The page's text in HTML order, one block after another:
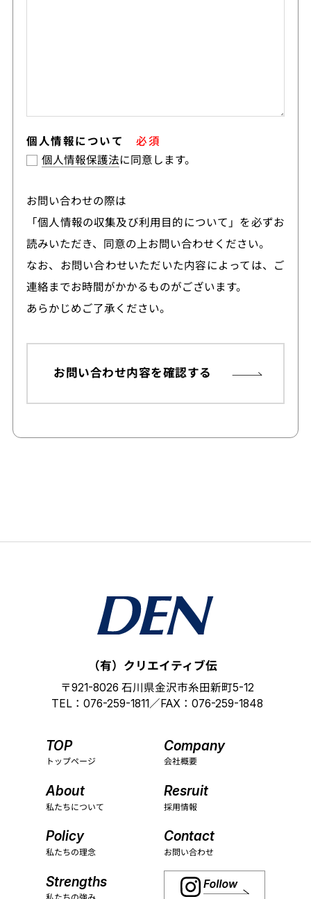
個人情報について
必須
個人情報保護法に同意します。
お問い合わせの際は
「個人情報の収集及び利用目的について」を必ずお
読みいただき、同意の上お問い合わせください。
なお、お問い合わせいただいた内容によっては、ご
連絡までお時間がかかるものがございます。
あらかじめご了承ください。
（有）クリエイティブ伝
〒921-8026 石川県金沢市糸田新町5-12
TEL：076-259-1811／FAX：076-259-1848
TOP
トップページ
About
私たちについて
Policy
私たちの理念
Strengths
Company
会社概要
Resruit
採用情報
Contact
お問い合わせ